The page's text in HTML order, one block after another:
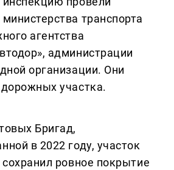
транспорта
агентства
администрации
организации. Они
участка.
Бригад,
в 2022 году, участок
ровное покрытие